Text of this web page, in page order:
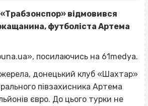
відмовився
футболіста Артема
посилаючись на 61medya.
донецький клуб «Шахтар»
півзахисника Артема
євро. До цього турки не